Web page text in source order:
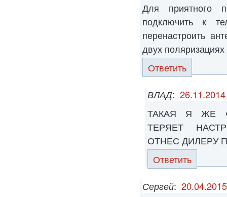
Для приятного
подключить к
перенастроить
двух
Ответить
ВЛАД:
ТАКАЯ Я ЖЕ
ТЕРЯЕТ
ОТНЕС ДИЛЕРУ
Ответить
Сергей: